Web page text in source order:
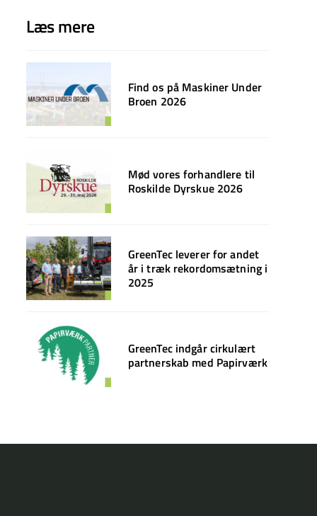
Læs mere
Find os på Maskiner Under
Broen 2026
Mød vores forhandlere til
Roskilde Dyrskue 2026
GreenTec leverer for andet
år i træk rekordomsætning i
2025
GreenTec indgår cirkulært
partnerskab med Papirværk